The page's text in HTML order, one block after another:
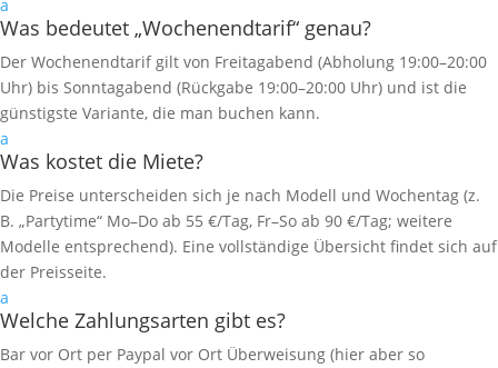
a
Was bedeutet „Wochenendtarif“ genau?
Der Wochenendtarif gilt von Freitagabend (Abholung 19:00–20:00
Uhr) bis Sonntagabend (Rückgabe 19:00–20:00 Uhr) und ist die
günstigste Variante, die man buchen kann.
a
Was kostet die Miete?
Die Preise unterscheiden sich je nach Modell und Wochentag (z.
B. „Partytime“ Mo–Do ab 55 €/Tag, Fr–So ab 90 €/Tag; weitere
Modelle entsprechend). Eine vollständige Übersicht findet sich auf
der Preisseite.
a
Welche Zahlungsarten gibt es?
Bar vor Ort per Paypal vor Ort Überweisung (hier aber so